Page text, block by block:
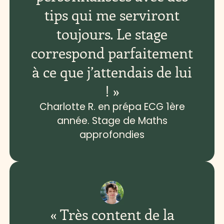
tips qui me serviront
toujours. Le stage
correspond parfaitement
à ce que j’attendais de lui
! »
Charlotte R. en prépa ECG 1ère
année. Stage de Maths
approfondies
« Très content de la